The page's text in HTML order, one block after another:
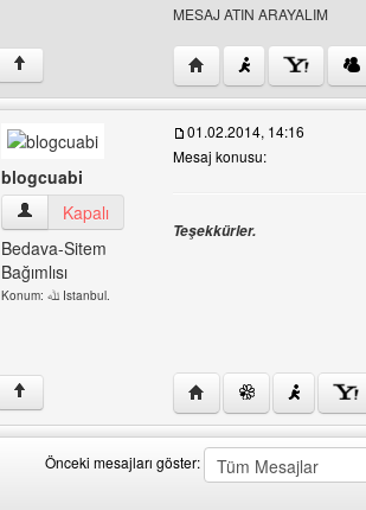
MESAJ ATIN ARAYALIM
↑ Yazarın web sitesini
blogcuabi
blogcuabi Kullanıcının profilini görüntüle
Kapalı
Bedava-Sitem
Bağımlısı
Konum: ﷲ Istanbul.
01.02.2014, 14:16
Mesaj konusu:
Teşekkürler.
↑ Yazarın web sitesini
Önceki mesajları göster: